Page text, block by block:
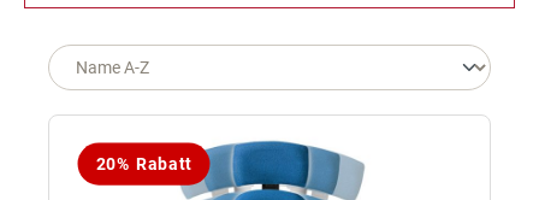
20% Rabatt